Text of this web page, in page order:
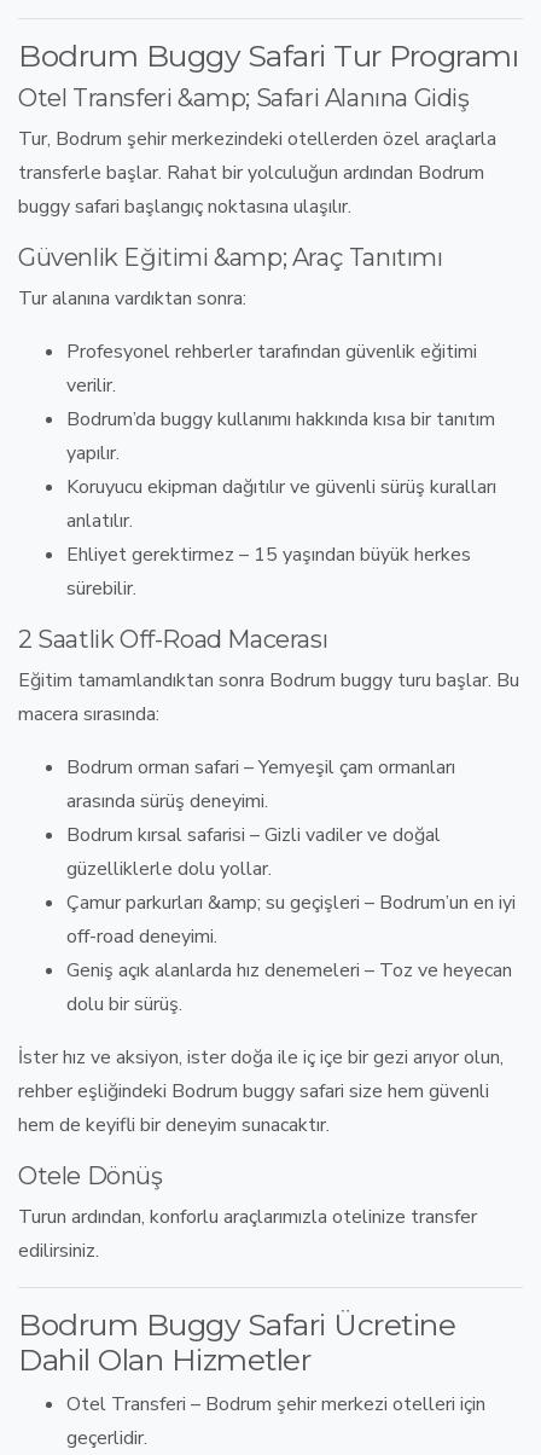
Bodrum Buggy Safari Tur Programı
Otel Transferi &amp; Safari Alanına Gidiş
Tur, Bodrum şehir merkezindeki otellerden özel araçlarla
transferle başlar. Rahat bir yolculuğun ardından Bodrum
buggy safari başlangıç noktasına ulaşılır.
Güvenlik Eğitimi &amp; Araç Tanıtımı
Tur alanına vardıktan sonra:
Profesyonel rehberler tarafından güvenlik eğitimi
verilir.
Bodrum’da buggy kullanımı hakkında kısa bir tanıtım
yapılır.
Koruyucu ekipman dağıtılırve güvenli sürüş kuralları
anlatılır.
Ehliyet gerektirmez – 15 yaşından büyük herkes
sürebilir.
2 Saatlik Off-Road Macerası
Eğitim tamamlandıktan sonra Bodrum buggy turu başlar. Bu
macera sırasında:
Bodrum orman safari – Yemyeşil çam ormanları
arasında sürüş deneyimi.
Bodrum kırsal safarisi – Gizli vadiler ve doğal
güzelliklerle dolu yollar.
Çamur parkurları &amp; su geçişleri – Bodrum’un en iyi
off-road deneyimi.
Geniş açık alanlarda hız denemeleri – Toz ve heyecan
dolu bir sürüş.
İsterhız ve aksiyon, isterdoğa ile iç içe bir gezi arıyor olun,
rehber eşliğindeki Bodrum buggy safari size hem güvenli
hem de keyifli bir deneyim sunacaktır.
Otele Dönüş
Turun ardından, konforlu araçlarımızla otelinize transfer
edilirsiniz.
Bodrum Buggy Safari Ücretine
Dahil Olan Hizmetler
Otel Transferi – Bodrum şehir merkezi otelleri için
geçerlidir.